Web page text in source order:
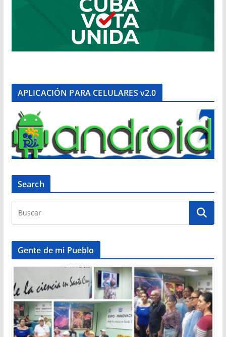
APLICACIÓN PARA CELULARES v2.0
Search
Gente de mi Pueblo